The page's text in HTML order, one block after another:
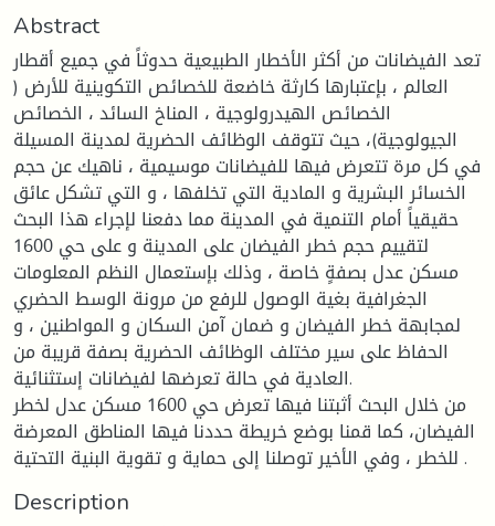
Abstract
تعد الفيضانات من أكثر الأخطار الطبيعية حدوثاً في جميع أقطار
العالم ، بإعتبارها كارثة خاضعة للخصائص التكوينية للأرض (
الخصائص الهيدرولوجية ، المناخ السائد ، الخصائص
الجيولوجية)، حيث تتوقف الوظائف الحضرية لمدينة المسيلة
في كل مرة تتعرض فيها للفيضانات موسيمية ، ناهيك عن حجم
الخسائر البشرية و المادية التي تخلفها ، و التي تشكل عائق
حقيقياً أمام التنمية في المدينة مما دفعنا لإجراء هذا البحث
لتقييم حجم خطر الفيضان على المدينة و على حي 1600
مسكن عدل بصفةٍ خاصة ، وذلك بإستعمال النظم المعلومات
الجغرافية بغية الوصول للرفع من مرونة الوسط الحضري
لمجابهة خطر الفيضان و ضمان آمن السكان و المواطنين ، و
الحفاظ على سير مختلف الوظائف الحضرية بصفة قريبة من
العادية في حالة تعرضها لفيضانات إستثنائية.
من خلال البحث أثبتنا فيها تعرض حي 1600 مسكن عدل لخطر
الفيضان، كما قمنا بوضع خريطة حددنا فيها المناطق المعرضة
للخطر ، وفي الأخير توصلنا إلى حماية و تقوية البنية التحتية .
Description